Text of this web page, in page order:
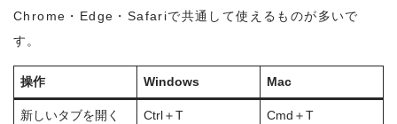
Chrome・Edge・Safariで共通して使えるものが多いで
す。
操作 Windows Mac
新しいタブを開く Ctrl＋T Cmd＋T